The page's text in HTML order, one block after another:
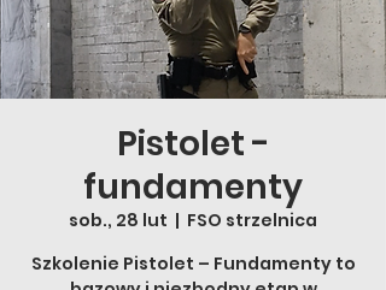
Pistolet -
fundamenty
sob., 28 lut
  |
FSO strzelnica
Szkolenie Pistolet – Fundamenty to